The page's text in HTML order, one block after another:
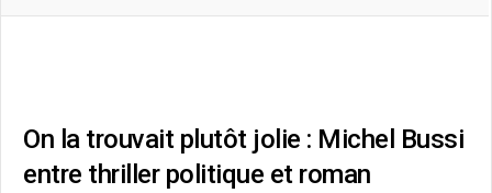
On la trouvait plutôt jolie : Michel Bussi
entre thriller politique et roman